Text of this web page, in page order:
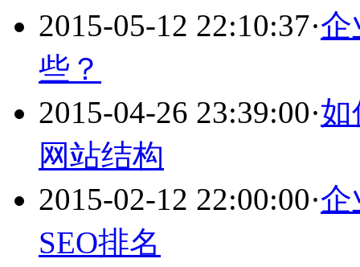
2015-05-12 22:10:37·企
些？
2015-04-26 23:39:00·如
网站结构
2015-02-12 22:00:00·企
SEO排名